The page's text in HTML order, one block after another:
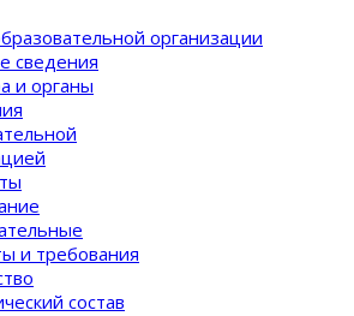
организации
сведения
и органы
и требования
состав